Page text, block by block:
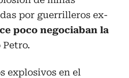
por guerrilleros ex-
poco negociaban la
Petro.
explosivos en el